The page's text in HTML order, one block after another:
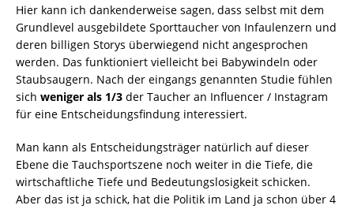
Hier kann ich dankenderweise sagen, dass selbst mit dem
Grundlevel ausgebildete Sporttaucher von Infaulenzern und
deren billigen Storys überwiegend nicht angesprochen
werden. Das funktioniert vielleicht bei Babywindeln oder
Staubsaugern. Nach der eingangs genannten Studie fühlen
sich weniger als 1/3 der Taucher an Influencer / Instagram
für eine Entscheidungsfindung interessiert.
Man kann als Entscheidungsträger natürlich auf dieser
Ebene die Tauchsportszene noch weiter in die Tiefe, die
wirtschaftliche Tiefe und Bedeutungslosigkeit schicken.
Aber das ist ja schick, hat die Politik im Land ja schon über 4